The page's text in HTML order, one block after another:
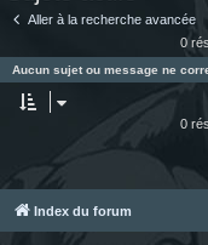
Aller à la recherche avancée
0
Aucun sujet ou message ne
0
Index du forum